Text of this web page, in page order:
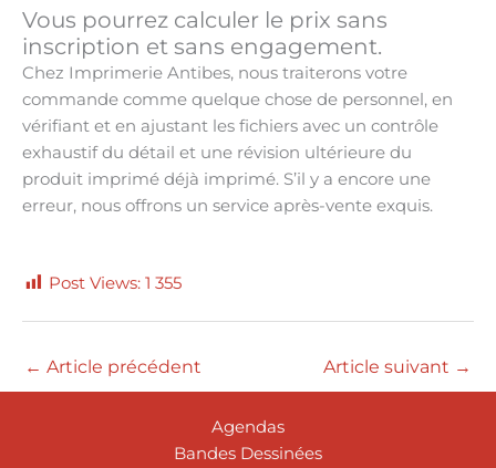
Vous pourrez calculer le prix sans
inscription et sans engagement.
Chez Imprimerie Antibes, nous traiterons votre
commande comme quelque chose de personnel, en
vérifiant et en ajustant les fichiers avec un contrôle
exhaustif du détail et une révision ultérieure du
produit imprimé déjà imprimé. S’il y a encore une
erreur, nous offrons un service après-vente exquis.
Post Views: 1 355
← Article précédent Article suivant →
Agendas
Bandes Dessinées